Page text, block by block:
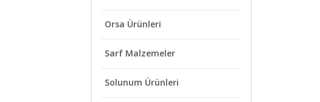
Orsa Ürünleri
Sarf Malzemeler
Solunum Ürünleri